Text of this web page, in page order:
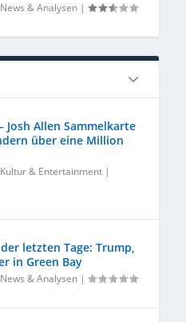
& Analysen |
Josh Allen Sammelkarte
über eine Million
Kultur & Entertainment |
letzten Tage: Trump,
in Green Bay
& Analysen |